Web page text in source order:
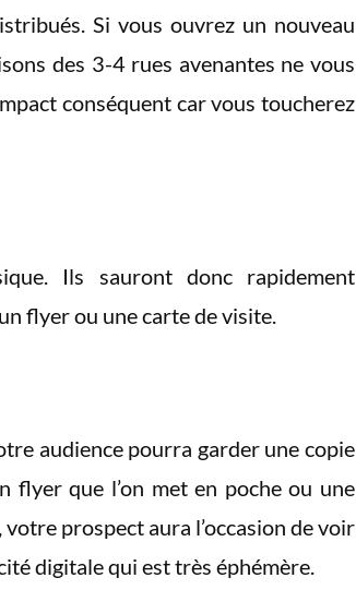
Si vous ouvrez un nouveau
des 3-4 rues avenantes ne vous
conséquent car vous toucherez
Ils sauront donc rapidement
flyer ou une carte de visite.
audience pourra garder une copie
flyer que l’on met en poche ou une
prospect aura l’occasion de voir
digitale qui est très éphémère.